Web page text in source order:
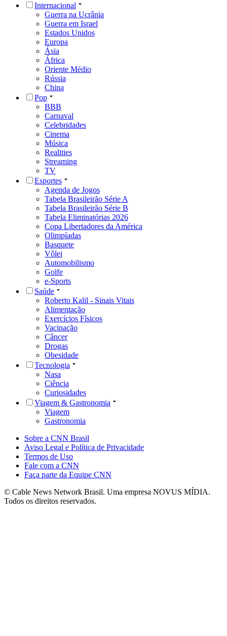
Internacional
Guerra na Ucrânia
Guerra em Israel
Estados Unidos
Europa
Ásia
África
Oriente Médio
Rússia
China
Pop
BBB
Carnaval
Celebridades
Cinema
Música
Realities
Streaming
TV
Esportes
Agenda de Jogos
Tabela Brasileirão Série A
Tabela Brasileirão Série B
Tabela Eliminatórias 2026
Copa Libertadores da América
Olimpíadas
Basquete
Vôlei
Automobilismo
Golfe
e-Sports
Saúde
Roberto Kalil - Sinais Vitais
Alimentação
Exercícios Físicos
Vacinação
Câncer
Drogas
Obesidade
Tecnologia
Nasa
Ciência
Curiosidades
Viagem & Gastronomia
Viagem
Gastronomia
Sobre a CNN Brasil
Aviso Legal e Política de Privacidade
Termos de Uso
Fale com a CNN
Faça parte da Equipe CNN
© Cable News Network Brasil. Uma empresa NOVUS MÍDIA.
Todos os direitos reservados.